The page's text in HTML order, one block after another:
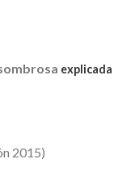
explicada
2015)